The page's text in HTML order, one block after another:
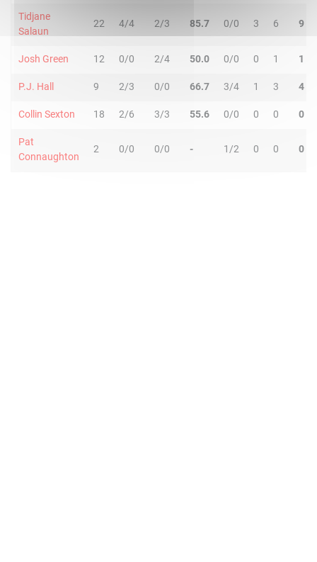
Tidjane
Salaun
22 4/4 2/3 85.7 0/0 3 6 9
Josh Green 12 0/0 2/4 50.0 0/0 0 1 1
P.J. Hall 9 2/3 0/0 66.7 3/4 1 3 4
Collin Sexton 18 2/6 3/3 55.6 0/0 0 0 0
Pat
Connaughton
2 0/0 0/0 - 1/2 0 0 0